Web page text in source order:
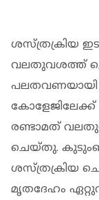
ശസ്ത്രക്രിയ
വലതുവശത്ത്
പലതവണയായി
കോളേജിലേക്ക്
രണ്ടാമത്
ചെയ്തു.
ശസ്ത്രക്രിയ
മൃതദേഹം